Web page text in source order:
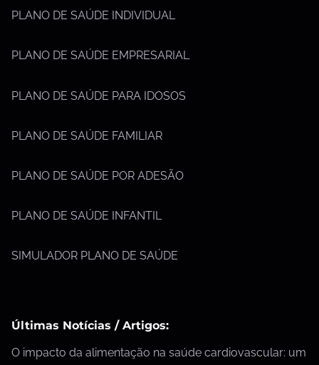
PLANO DE SAÚDE INDIVIDUAL
PLANO DE SAÚDE EMPRESARIAL
PLANO DE SAÚDE PARA IDOSOS
PLANO DE SAÚDE FAMILIAR
PLANO DE SAÚDE POR ADESÃO
PLANO DE SAÚDE INFANTIL
SIMULADOR PLANO DE SAÚDE
Últimas Notícias / Artigos:
O impacto da alimentação na saúde cardiovascular: um